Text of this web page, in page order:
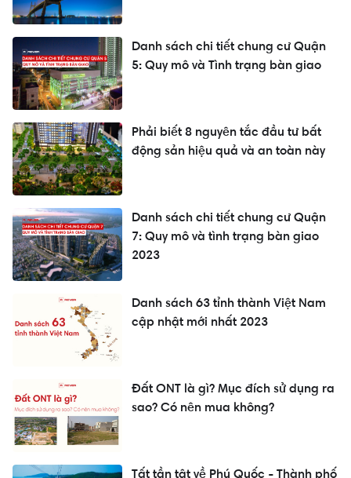
Danh sách chi tiết chung cư Quận
5: Quy mô và Tình trạng bàn giao
Phải biết 8 nguyên tắc đầu tư bất
động sản hiệu quả và an toàn này
Danh sách chi tiết chung cư Quận
7: Quy mô và tình trạng bàn giao
2023
Danh sách 63 tỉnh thành Việt Nam
cập nhật mới nhất 2023
Đất ONT là gì? Mục đích sử dụng ra
sao? Có nên mua không?
Tất tần tật về Phú Quốc - Thành phố